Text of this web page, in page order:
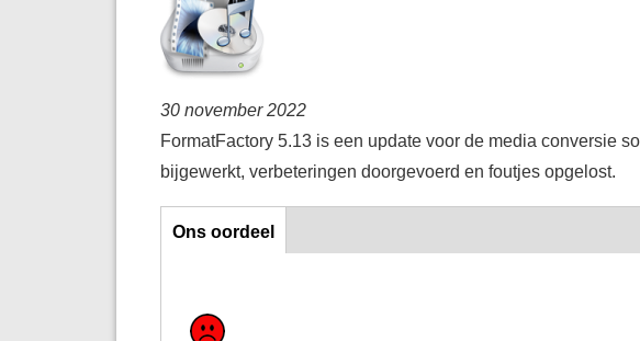
30 november 2022
FormatFactory 5.13 is een update voor de media conversie
bijgewerkt, verbeteringen doorgevoerd en foutjes opgelost.
Ons oordeel
Ons oordeel